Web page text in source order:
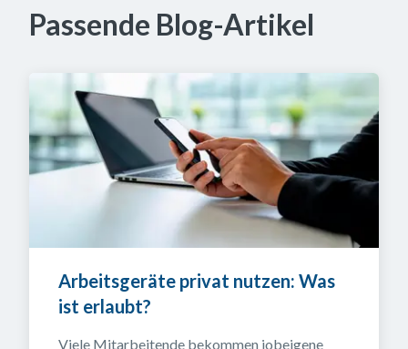
Passende Blog-Artikel
Arbeitsgeräte privat nutzen: Was
ist erlaubt?
Viele Mitarbeitende bekommen jobeigene